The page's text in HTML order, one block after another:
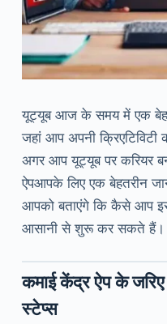
यूट्यूब आज के समय में एक
जहां आप अपनी
अगर आप यूट्यूब पर करियर
ऐपआपके लिए एक बेहतरीन
आपको बताएंगे कि कैसे आप
आसानी से शुरू कर सकते हैं।
कमाई केंद्र ऐप के
स्टेप्स